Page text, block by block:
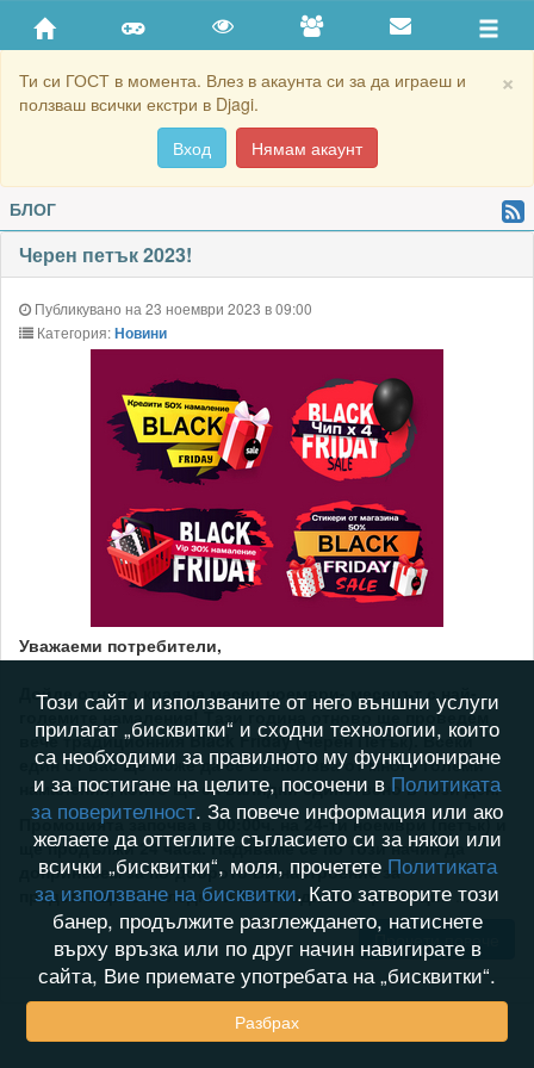
×
Ти си ГОСТ в момента. Влез в акаунта си за да играеш и
ползваш всички екстри в Djagi.
Вход
Нямам акаунт
БЛОГ
Черен петък 2023!
Публикувано на 23 ноември 2023 в 09:00
Категория:Новини
Уважаеми потребители,
Дойде отново края на месец ноември- месецът с най-
големите намаления! Тази година отново ще проведем
вече традиционния Black Friday (Черен Петък). Всеки
един от вас ще може да се възползва от много големи
намаления, които ще са валидни единствено в този ден.
Промоцията започва в 00:00ч. на 24-ти ноември (петък) и
ще продължи 24 часа. Надяваме се по този начин да
допринесем за по-доброто Ви настроение за
предстоящите Коледни и Новогодишни празници....
Прочети повече
Този сайт и използваните от него външни услуги
прилагат „бисквитки“ и сходни технологии, които
са необходими за правилното му функциониране
и за постигане на целите, посочени в Политиката
за поверителност. За повече информация или ако
желаете да оттеглите съгласието си за някои или
всички „бисквитки“, моля, прочетете Политиката
за използване на бисквитки. Като затворите този
банер, продължите разглеждането, натиснете
върху връзка или по друг начин навигирате в
сайта, Вие приемате употребата на „бисквитки“.
Разбрах